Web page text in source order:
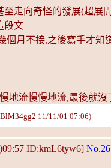
走向奇怪的發展(超展
段文
月不接,之後寫手才知
地流慢慢地流,最後就沒
11/11/01 07:06)
ID:kmL6tyw6]